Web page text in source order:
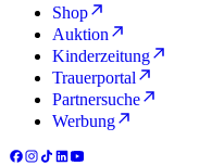
Shop
Auktion
Kinderzeitung
Trauerportal
Partnersuche
Werbung